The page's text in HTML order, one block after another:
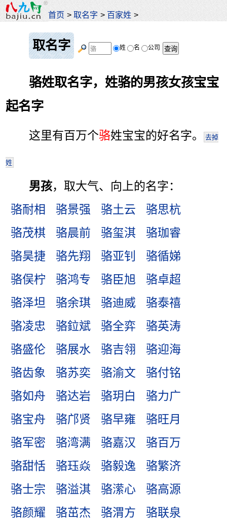
首页 >取名字 > 百家姓 >
取名字 姓 名 公司
骆姓取名字，姓骆的男孩女孩宝宝
起名字
这里有百万个骆姓宝宝的好名字。 去掉
姓
男孩，取大气、向上的名字：
骆耐相
骆景强 骆土云
骆思杭
骆茂棋
骆晨前 骆玺淇
骆珈睿
骆昊捷
骆先翔 骆亚钊
骆循娣
骆俣柠
骆鸿专 骆臣旭
骆卓超
骆泽坦
骆余琪 骆迪威
骆泰禧
骆凌忠
骆鉝斌 骆全弈
骆英涛
骆盛伦
骆展水 骆吉翎
骆迎海
骆齿象
骆苏奕 骆渝文
骆付铭
骆如舟
骆达岩 骆玥白
骆力广
骆宝舟
骆邝贤 骆早雍
骆旺月
骆军密
骆湾满 骆嘉汉
骆百万
骆甜恬
骆珏焱 骆毅逸
骆繁济
骆士宗
骆溢淇 骆潆心
骆高源
骆颜耀
骆茁杰 骆渭方
骆联泉